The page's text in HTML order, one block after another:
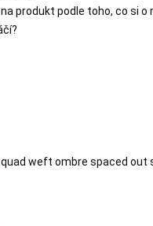
produkt podle toho, co si
quad weft ombre spaced out